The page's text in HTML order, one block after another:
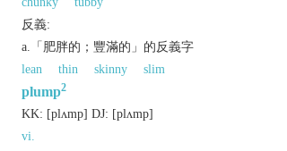
反義:
a.「肥胖的；豐滿的」的反義字
lean
thin skinny slim
plump2
KK: [plʌmp] DJ: [plʌmp]
vi.